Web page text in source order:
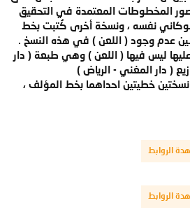
صور المخطوطات المعتمدة في التحقيق
نفسه ، ونسخة أخرى كُتبت بخط
عدم وجود ( اللعن ) في هذه النسخ .
ليس فيها ( اللعن ) وهي طبعة ( دار
( دار المغني - الرياض )
خطيتين احداهما بخط المؤلف ،
الروابط
الروابط